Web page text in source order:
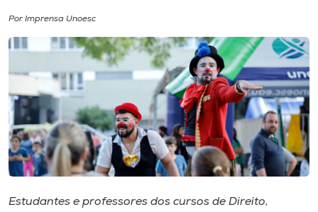
I.nova
Diplomados
Cultura
CPA
Por Imprensa Unoesc
Estudantes e professores dos cursos de Direito,